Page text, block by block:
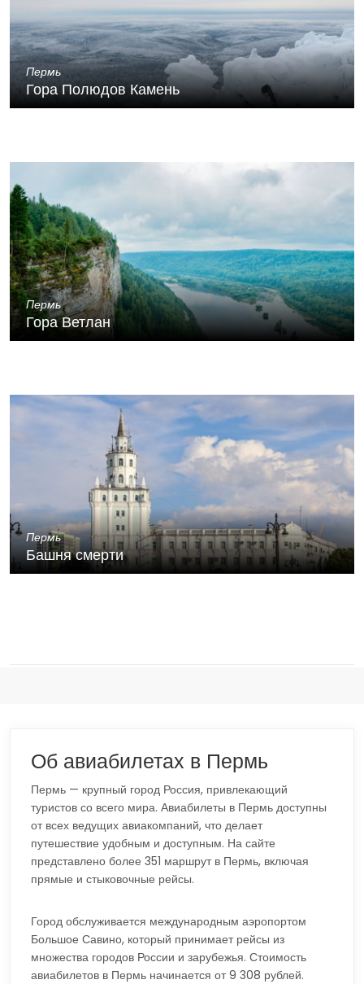
Пермь
Гора Полюдов Камень
Пермь
Гора Ветлан
Пермь
Башня смерти
Об авиабилетах в Пермь
Пермь — крупный город Россия, привлекающий
туристов со всего мира. Авиабилеты в Пермь доступны
от всех ведущих авиакомпаний, что делает
путешествие удобным и доступным. На сайте
представлено более 351 маршрут в Пермь, включая
прямые и стыковочные рейсы.
Город обслуживается международным аэропортом
Большое Савино, который принимает рейсы из
множества городов России и зарубежья. Стоимость
авиабилетов в Пермь начинается от 9 308 рублей.